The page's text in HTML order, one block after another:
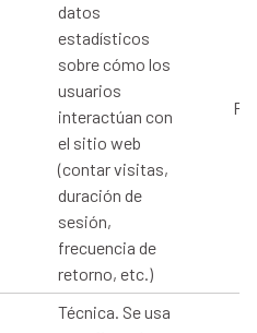
datos
estadísticos
sobre cómo los
usuarios
interactúan con
el sitio web
(contar visitas,
duración de
sesión,
frecuencia de
retorno, etc.)
Técnica. Se usa